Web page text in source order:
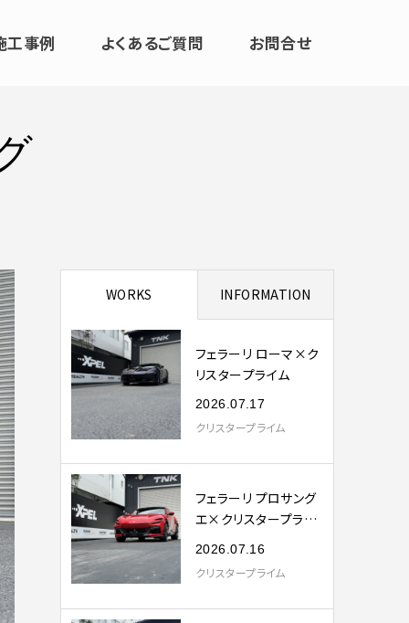
工事例 よくあるご質問 お問合せ
WORKS INFORMATION
フェラーリ ローマ×ク
リスタープライム
2026.07.17
クリスタープライム
フェラーリ プロサング
エ×クリスタープライ
ム
2026.07.16
クリスタープライム